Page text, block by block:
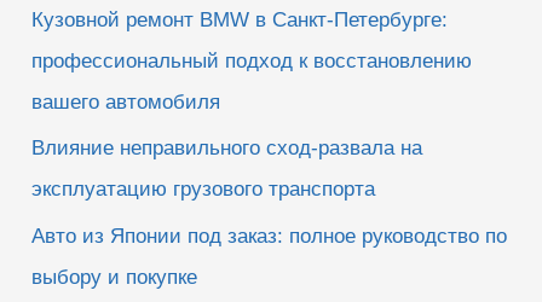
Кузовной ремонт BMW в Санкт-Петербурге:
профессиональный подход к восстановлению
вашего автомобиля
Влияние неправильного сход-развала на
эксплуатацию грузового транспорта
Авто из Японии под заказ: полное руководство по
выбору и покупке